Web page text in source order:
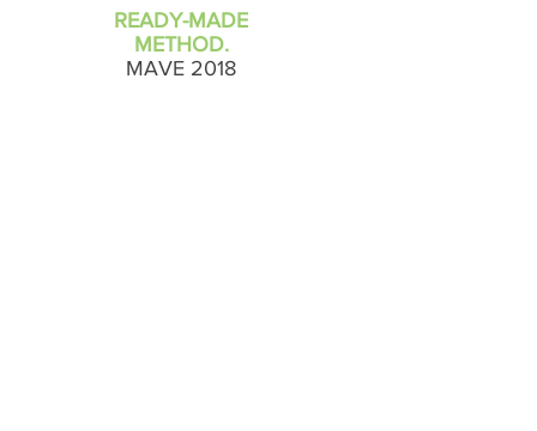
READY-MADE
METHOD.
MAVE 2018